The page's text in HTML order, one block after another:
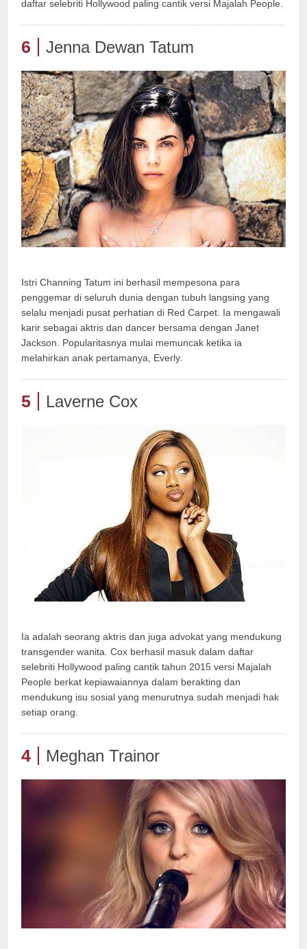
daftar selebriti Hollywood paling cantik versi Majalah People.
6 Jenna Dewan Tatum
Istri Channing Tatum ini berhasil mempesona para
penggemar di seluruh dunia dengan tubuh langsing yang
selalu menjadi pusat perhatian di Red Carpet. Ia mengawali
karir sebagai aktris dan dancer bersama dengan Janet
Jackson. Popularitasnya mulai memuncak ketika ia
melahirkan anak pertamanya, Everly.
5 Laverne Cox
Ia adalah seorang aktris dan juga advokat yang mendukung
transgender wanita. Cox berhasil masuk dalam daftar
selebriti Hollywood paling cantik tahun 2015 versi Majalah
People berkat kepiawaiannya dalam berakting dan
mendukung isu sosial yang menurutnya sudah menjadi hak
setiap orang.
4 Meghan Trainor